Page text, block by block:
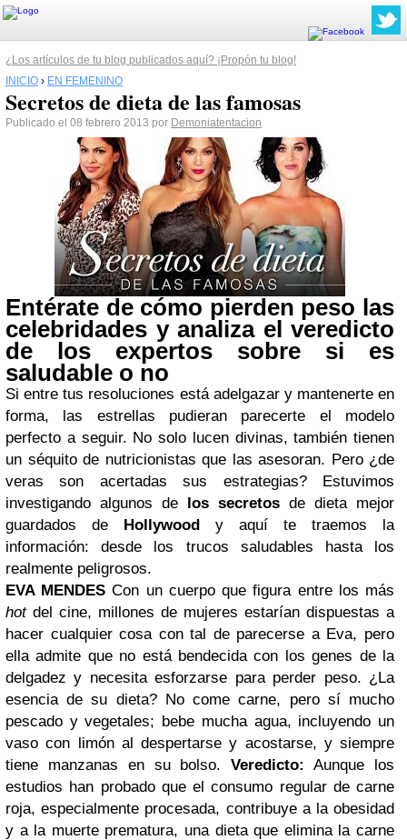
¿Los artículos de tu blog publicados aquí? ¡Propón tu blog!
INICIO › EN FEMENINO
Secretos de dieta de las famosas
Publicado el 08 febrero 2013 por Demoniatentacion
Entérate de cómo pierden peso las
celebridades y analiza el veredicto
de los expertos sobre si es
saludable o no
Si entre tus resoluciones está adelgazar y mantenerte en
forma, las estrellas pudieran parecerte el modelo
perfecto a seguir. No solo lucen divinas, también tienen
un séquito de nutricionistas que las asesoran. Pero ¿de
veras son acertadas sus estrategias? Estuvimos
investigando algunos de los secretos de dieta mejor
guardados de Hollywood y aquí te traemos la
información: desde los trucos saludables hasta los
realmente peligrosos.
EVA MENDES Con un cuerpo que figura entre los más
hot del cine, millones de mujeres estarían dispuestas a
hacer cualquier cosa con tal de parecerse a Eva, pero
ella admite que no está bendecida con los genes de la
delgadez y necesita esforzarse para perder peso. ¿La
esencia de su dieta? No come carne, pero sí mucho
pescado y vegetales; bebe mucha agua, incluyendo un
vaso con limón al despertarse y acostarse, y siempre
tiene manzanas en su bolso.Veredicto:
Aunque los
estudios han probado que el consumo regular de carne
roja, especialmente procesada, contribuye a la obesidad
y a la muerte prematura, una dieta que elimina la carne